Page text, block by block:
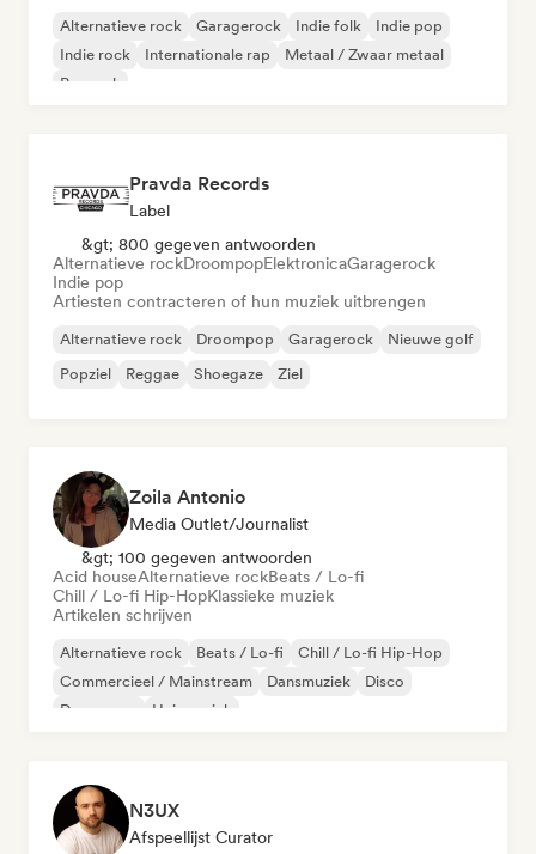
Alternatieve rock Garagerock Indie folk
Indie pop
Indie rock
Internationale rap
Metaal / Zwaar metaal
Poprock
Pravda Records
Label
&gt; 800 gegeven antwoorden
Alternatieve rockDroompopElektronicaGaragerock
Indie pop
Artiesten contracteren of hun muziek uitbrengen
Alternatieve rock Droompop Garagerock
Nieuwe golf
Popziel
Reggae Shoegaze Ziel
Zoila Antonio
Media Outlet/Journalist
&gt; 100 gegeven antwoorden
Acid houseAlternatieve rockBeats / Lo-fi
Chill / Lo-fi Hip-HopKlassieke muziek
Artikelen schrijven
Alternatieve rock Beats / Lo-fi
Chill / Lo-fi Hip-Hop
Commercieel / Mainstream
Dansmuziek
Disco
Droompop
Huismuziek
N3UX
Afspeellijst Curator